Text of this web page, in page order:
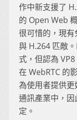
作中新支援了
的 Open Web
很可惜的，現
與 H.264 匹敵
式，但認為
在 WebRTC 的
為使用者提供
通訊產業中，
定。